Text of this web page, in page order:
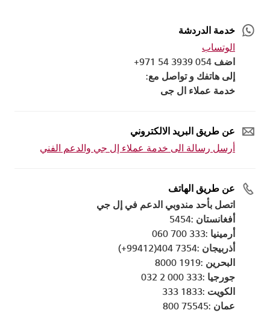
خدمة الدردشة
الوتساب
اضف 054 3939 54 971+
إلى هاتفك و تواصل مع:
خدمة عملاء ال جى
عن طريق البريد الالكتروني
أرسل رسالة الى خدمة عملاء إل جي والدعم الفني
عن طريق الهاتف
اتصل بأحد مندوبي الدعم في إل جي
أفغانستان :5454
أرمينيا :333 700 060
أذربيجان :7354 404(99412+)
البحرين :1919 8000
جورجيا :333 000 2 032
الكويت :1833 333
عمان :75545 800